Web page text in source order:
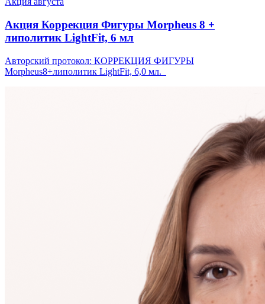
Акция Коррекция Фигуры Morpheus 8 +
липолитик LightFit, 6 мл
Авторский протокол: КОРРЕКЦИЯ ФИГУРЫ
Morpheus8+липолитик LightFit, 6,0 мл.